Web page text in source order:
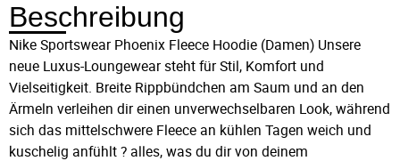
Beschreibung
Nike Sportswear Phoenix Fleece Hoodie (Damen) Unsere
neue Luxus-Loungewear steht für Stil, Komfort und
Vielseitigkeit. Breite Rippbündchen am Saum und an den
Ärmeln verleihen dir einen unverwechselbaren Look, während
sich das mittelschwere Fleece an kühlen Tagen weich und
kuschelig anfühlt ? alles, was du dir von deinem